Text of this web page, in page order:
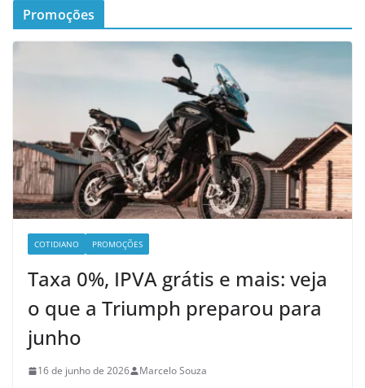
Promoções
COTIDIANO PROMOÇÕES
Taxa 0%, IPVA grátis e mais: veja
o que a Triumph preparou para
junho
16 de junho de 2026 Marcelo Souza